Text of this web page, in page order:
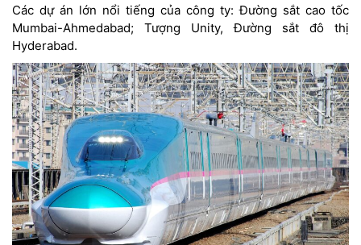
Các dự án lớn nổi tiếng của công ty: Đường sắt cao tốc
Mumbai-Ahmedabad; Tượng Unity, Đường sắt đô thị
Hyderabad.